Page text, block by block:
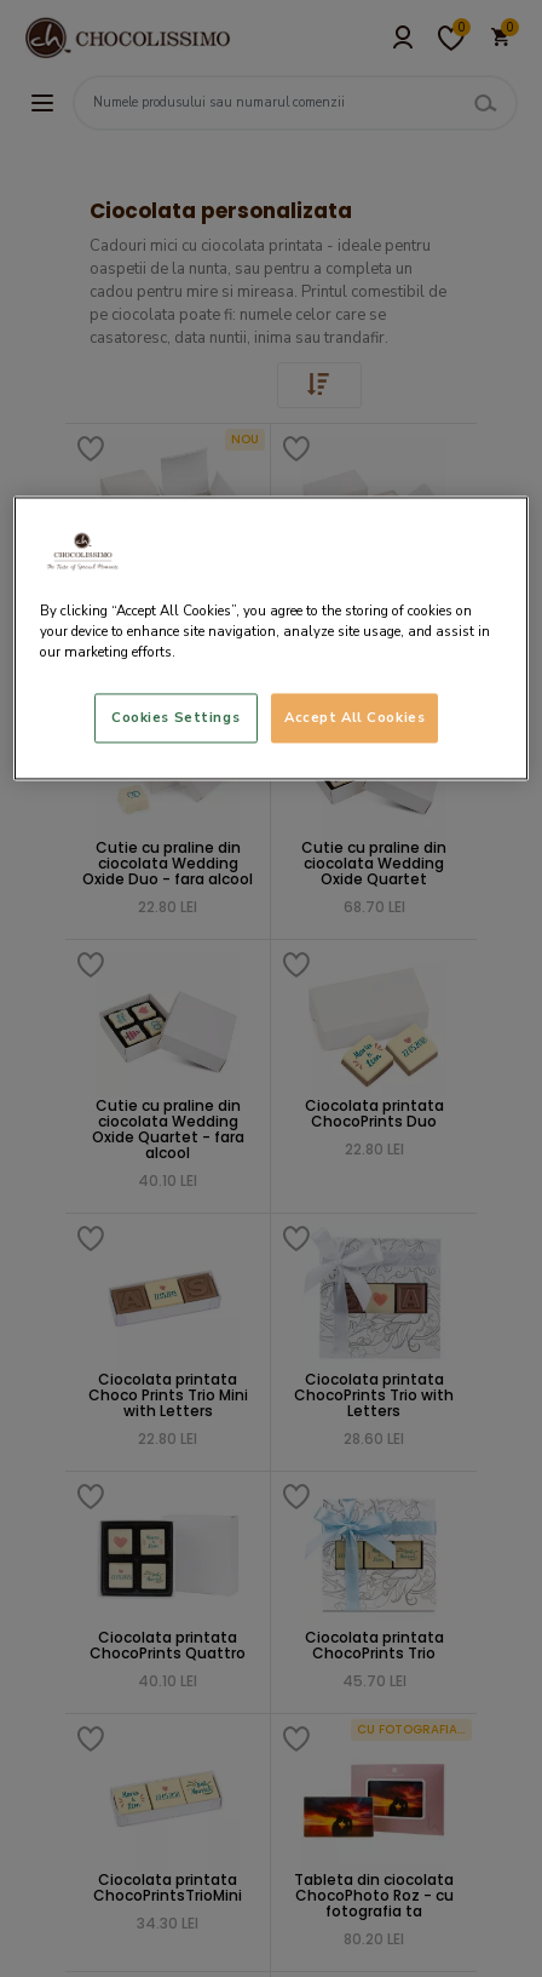
0 0
Ciocolata personalizata
Cadouri mici cu ciocolata printata - ideale pentru
oaspetii de la nunta, sau pentru a completa un
cadou pentru mire si mireasa. Printul comestibil de
pe ciocolata poate fi: numele celor care se
casatoresc, data nuntii, inima sau trandafir.
NOU
ciocolata Wedding
Oxide Solo - fara alcool
11.50 LEI
ciocolata Wedding
Oxide Duo
NOU
Cutie cu praline din
ciocolata Wedding
Oxide Duo - fara alcool
22.80 LEI
Cutie cu praline din
ciocolata Wedding
Oxide Quartet
68.70 LEI
Cutie cu praline din
ciocolata Wedding
Oxide Quartet - fara
alcool
40.10 LEI
Ciocolata printata
ChocoPrints Duo
22.80 LEI
Ciocolata printata
Choco Prints Trio Mini
with Letters
22.80 LEI
Ciocolata printata
ChocoPrints Trio with
Letters
28.60 LEI
Ciocolata printata
ChocoPrints Quattro
40.10 LEI
Ciocolata printata
ChocoPrints Trio
45.70 LEI
Ciocolata printata
ChocoPrintsTrioMini
34.30 LEI
CU FOTOGRAFIA TA
Tableta din ciocolata
ChocoPhoto Roz - cu
fotografia ta
80.20 LEI
By clicking “Accept All Cookies”, you agree to the storing of cookies on
your device to enhance site navigation, analyze site usage, and assist in
our marketing efforts.
Accept All Cookies
Cookies Settings